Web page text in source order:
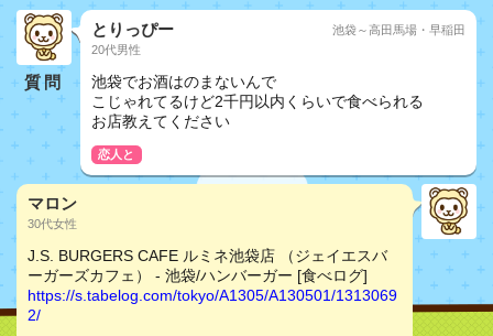
質問
とりっぴー
20代男性
池袋～高田馬場・早稲田
池袋でお酒はのまないんで
こじゃれてるけど2千円以内くらいで食べられる
お店教えてください
恋人と
マロン
30代女性
J.S. BURGERS CAFE ルミネ池袋店 （ジェイエスバ
ーガーズカフェ） - 池袋/ハンバーガー [食べログ]
https://s.tabelog.com/tokyo/A1305/A130501/1313069
2/